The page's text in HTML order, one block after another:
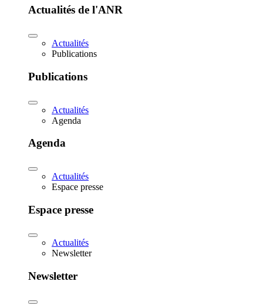
Actualités de l'ANR
Actualités
Publications
Publications
Actualités
Agenda
Agenda
Actualités
Espace presse
Espace presse
Actualités
Newsletter
Newsletter